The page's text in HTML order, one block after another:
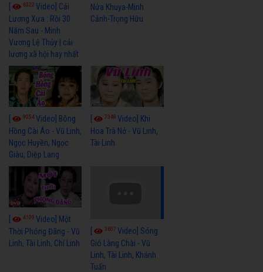
6322 Video] Cải
Lương Xưa : Rồi 30
Năm Sau - Minh
Vương Lệ Thủy | cải
lương xã hội hay nhất
Nửa Khuya-Minh
Cảnh-Trọng Hữu
9054Video] Bông
Hồng Cài Áo - Vũ Linh,
Ngọc Huyền, Ngọc
Giàu, Diệp Lang
7348Video] Khi
Hoa Trà Nở - Vũ Linh,
Tài Linh
4109 Video] Một
Thời Phóng Đãng - Vũ
Linh, Tài Linh, Chí Linh
3657Video] Sóng
Gió Làng Chài - Vũ
Linh, Tài Linh, Khánh
Tuấn